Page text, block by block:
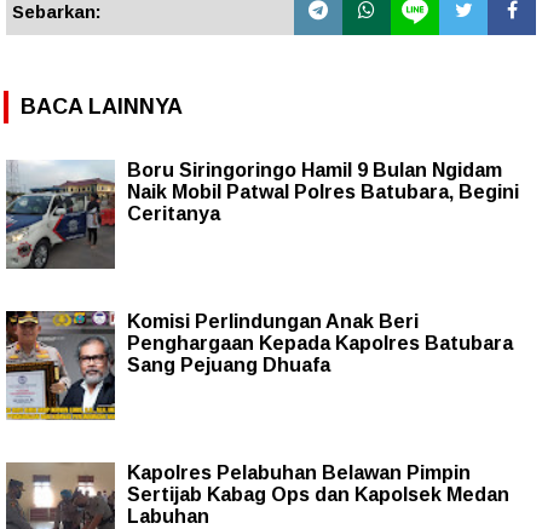
Sebarkan:
BACA LAINNYA
Boru Siringoringo Hamil 9 Bulan Ngidam
Naik Mobil Patwal Polres Batubara, Begini
Ceritanya
Komisi Perlindungan Anak Beri
Penghargaan Kepada Kapolres Batubara
Sang Pejuang Dhuafa
Kapolres Pelabuhan Belawan Pimpin
Sertijab Kabag Ops dan Kapolsek Medan
Labuhan